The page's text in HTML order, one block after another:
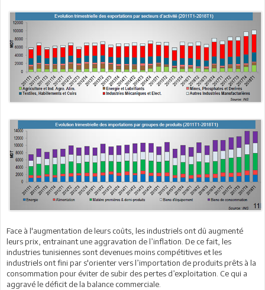
Face à l'augmentation de leurs coûts, les industriels ont dû augmenté
leurs prix, entrainant une aggravation de l’inflation. De ce fait, les
industries tunisiennes sont devenues moins compétitives et les
industriels ont fini par s'orienter vers l’importation de produits prêts à la
consommation pour éviter de subir des pertes d’exploitation. Ce qui a
aggravé le déficit de la balance commerciale.